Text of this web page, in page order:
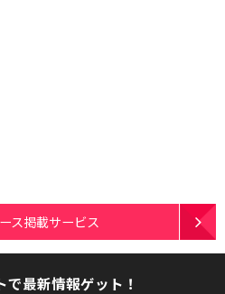
ス掲載サービス
で最新情報ゲット！